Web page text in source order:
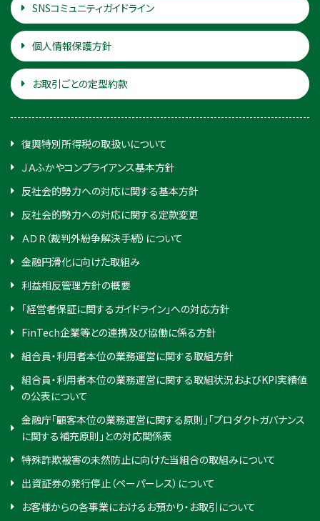
SNSコミュニティガイドライン
個人情報保護方針
お取引ごとの定型約款
復興特別所得税の取扱いについて
ＪＡふかやコンプライアンス基本方針
反社会的勢力への対応に関する基本方針
反社会的勢力への対応に関する定款変更
ＡＤＲ（裁判外紛争解決手続）について
金融円滑化に向けた取組み
利益相反管理方針の概要
「経営者保証に関するガイドライン」への対応方針
FinTech企業等との連携及び協働に係る方針
組合員・利用者本位の業務運営に関する取組方針
組合員・利用者本位の業務運営に関する取組状況およびKPI実績値
の公表について
金融庁「顧客本位の業務運営に関する原則」「プロダクトガバナンス
に関する補充原則」との対応関係表
特殊詐欺被害の未然防止に向けた当組合の取組みについて
出資証券の発行停止（ペーパーレス）について
お客様からの各事業におけるお預かり・お取引について